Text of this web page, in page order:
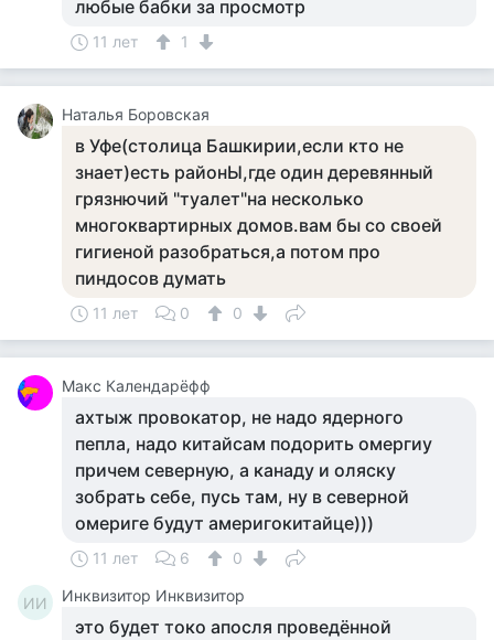
любые бабки за просмотр
11 лет 1
Наталья Боровская
в Уфе(столица Башкирии,если кто не
знает)есть районЫ,где один деревянный
грязнючий "туалет"на несколько
многоквартирных домов.вам бы со своей
гигиеной разобраться,а потом про
пиндосов думать
11 лет 0 0
Макс Календарёфф
ахтыж провокатор, не надо ядерного
пепла, надо китайсам подорить омергиу
причем северную, а канаду и оляску
зобрать себе, пусь там, ну в северной
омериге будут америгокитайце)))
11 лет 6 0
ИИ Инквизитор Инквизитор
это будет токо апосля проведённой